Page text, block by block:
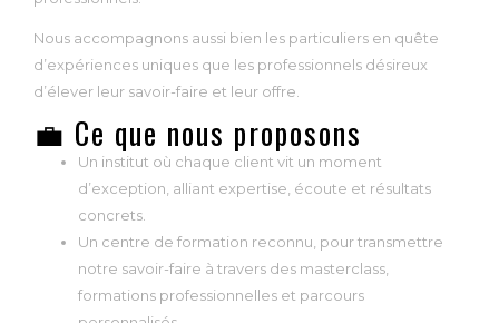
Nous accompagnons aussi bien les particuliers en quête
d’expériences uniques que les professionnels désireux
d’élever leur savoir-faire et leur offre.
💼 Ce que nous proposons
Un institut où chaque client vit un moment
d’exception, alliant expertise, écoute et résultats
concrets.
Un centre de formation reconnu, pour transmettre
notre savoir-faire à travers des masterclass,
formations professionnelles et parcours